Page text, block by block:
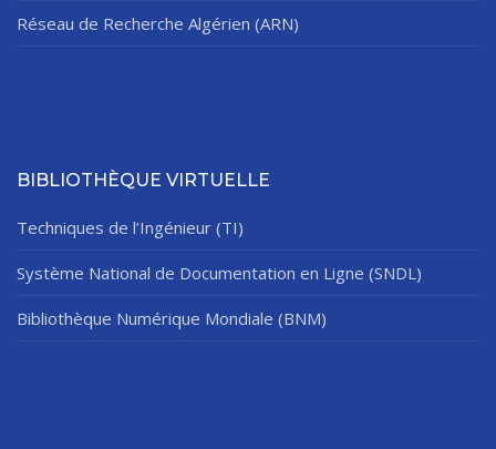
Réseau de Recherche Algérien (ARN)
BIBLIOTHÈQUE VIRTUELLE
Techniques de l’Ingénieur (TI)
Système National de Documentation en Ligne (SNDL)
Bibliothèque Numérique Mondiale (BNM)